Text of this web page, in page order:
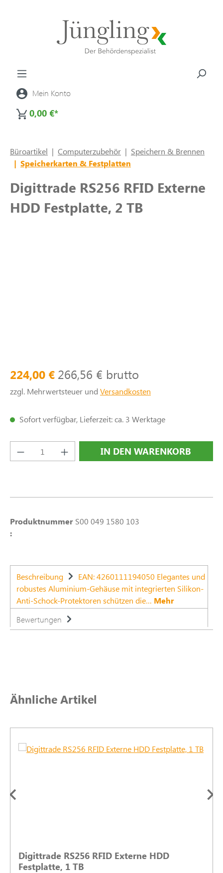
Mein Konto
0,00 €*
Büroartikel | Computerzubehör | Speichern & Brennen
| Speicherkarten & Festplatten
Digittrade RS256 RFID Externe
HDD Festplatte, 2 TB
224,00 € 266,56 € brutto
zzgl. Mehrwertsteuer und Versandkosten
Sofort verfügbar, Lieferzeit: ca. 3 Werktage
Produkt Anzahl: Gib den gewünschten
IN DEN WARENKORB
Produktnummer
:
S00 049 1580 103
Beschreibung
EAN: 4260111194050 Elegantes und
robustes Aluminium-Gehäuse mit integrierten Silikon-
Anti-Schock-Protektoren schützen die… Mehr
Bewertungen
Produktgalerie überspringen
Ähnliche Artikel
Digittrade RS256 RFID Externe HDD
Festplatte, 1 TB